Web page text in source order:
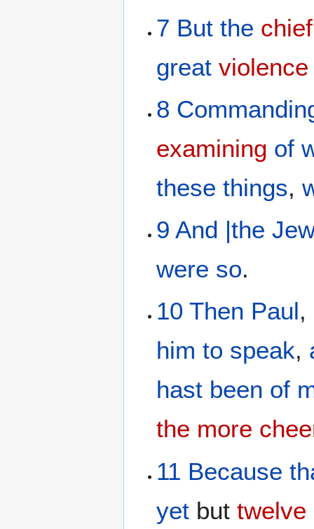
7 But the
great violence
8
examining of
these things,
9 And |the
were so.
10 Then Paul,
him to speak,
hast been of
the more
11 Because
yet buttwelve